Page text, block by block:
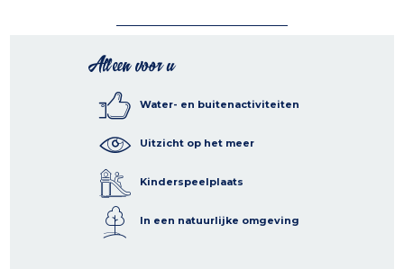
Alleen voor u
Water- en buitenactiviteiten
Uitzicht op het meer
Kinderspeelplaats
In een natuurlijke omgeving